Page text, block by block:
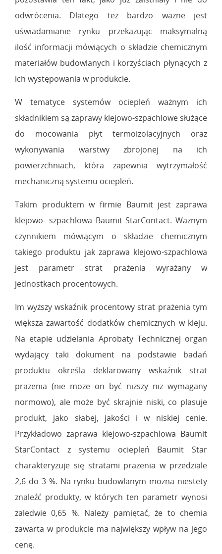
odwrócenia. Dlatego też bardzo ważne jest
uświadamianie rynku przekazując maksymalną
ilość informacji mówiących o składzie chemicznym
materiałów budowlanych i korzyściach płynących z
ich występowania w produkcie.
W tematyce systemów ociepleń ważnym ich
składnikiem są zaprawy klejowo-szpachlowe służące
do mocowania płyt termoizolacyjnych oraz
wykonywania warstwy zbrojonej na ich
powierzchniach, która zapewnia wytrzymałość
mechaniczną systemu ociepleń.
Takim produktem w firmie Baumit jest zaprawa
klejowo- szpachlowa Baumit StarContact. Ważnym
czynnikiem mówiącym o składzie chemicznym
takiego produktu jak zaprawa klejowo-szpachlowa
jest parametr strat prażenia wyrażany w
jednostkach procentowych.
Im wyższy wskaźnik procentowy strat prażenia tym
większa zawartość dodatków chemicznych w kleju.
Na etapie udzielania Aprobaty Technicznej organ
wydający taki dokument na podstawie badań
produktu określa deklarowany wskaźnik strat
prażenia (nie może on być niższy niż wymagany
normowo), ale może być skrajnie niski, co plasuje
produkt, jako słabej, jakości i w niskiej cenie.
Przykładowo zaprawa klejowo-szpachlowa Baumit
StarContact z systemu ociepleń Baumit Star
charakteryzuje się stratami prażenia w przedziale
2,6 do 3 %. Na rynku budowlanym można niestety
znaleźć produkty, w których ten parametr wynosi
zaledwie 0,65 %. Należy pamiętać, że to chemia
zawarta w produkcie ma największy wpływ na jego
cenę.